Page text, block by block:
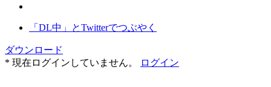
「DL中」とTwitterでつぶやく
ダウンロード
* 現在ログインしていません。
ログイン